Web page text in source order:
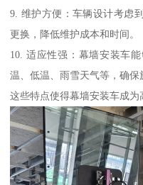
9. 维护方便：车辆设计考虑
更换，降低维护成本和时间。
10. 适应性强：幕墙安装车
温、低温、雨雪天气等，确保
这些特点使得幕墙安装车成为